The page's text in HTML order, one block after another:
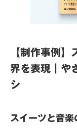
【制作事例
界を表現｜や
シ
スイーツと音